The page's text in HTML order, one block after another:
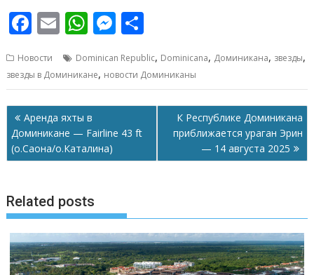
F
ac
e
b
o
o
k
E
m
ai
l
W
h
at
s
A
p
p
M
e
ss
e
n
g
er
п
р
а
и
Новости Dominican Republic, Dominicana, Доминикана, звезды,
звезды в Доминикане, новости Доминиканы
Навигация
по
записям
Аренда яхты в
Доминикане — Fairline 43 ft
(о.Саона/о.Каталина)
К Республике Доминикана
приближается ураган Эрин
— 14 августа 2025
Related posts